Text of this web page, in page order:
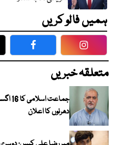
ہمیں فالو کریں
Facebook
متعلقہ خبریں
دھرنوں کا اعلان